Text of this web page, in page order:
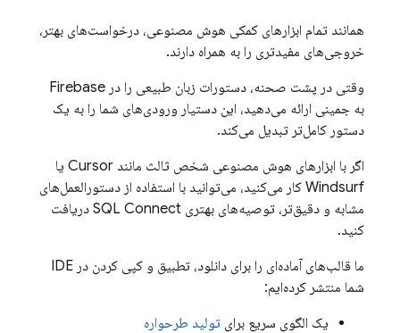
همانند تمام ابزارهای کمکی هوش مصنوعی، درخواست‌های بهتر،
خروجی‌های مفیدتری را به همراه دارند.
وقتی در پشت صحنه، دستورات زبان طبیعی را در Firebase
به جمینی ارائه می‌دهید، این دستیار ورودی‌های شما را به یک
دستور کامل‌تر تبدیل می‌کند.
اگر با ابزارهای هوش مصنوعی شخص ثالث مانند Cursor یا
Windsurf کار می‌کنید، می‌توانید با استفاده از دستورالعمل‌های
مشابه و دقیق‌تر، توصیه‌های بهتری SQL Connect دریافت
کنید.
ما قالب‌های آماده‌ای را برای دانلود، تطبیق و کپی کردن در IDE
شما منتشر کرده‌ایم:
یک الگوی سریع برای تولید طرحواره